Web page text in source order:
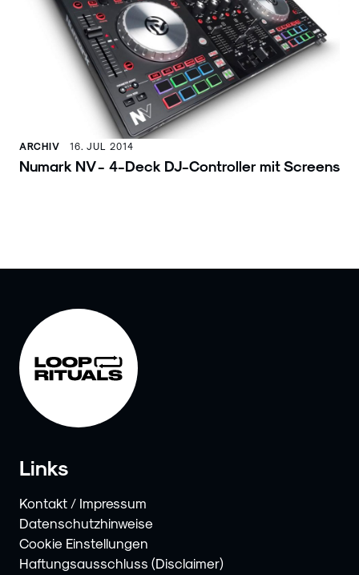
ARCHIV 16. JUL 2014
Numark NV - 4-Deck DJ-Controller mit Screens
Links
Kontakt / Impressum
Datenschutzhinweise
Cookie Einstellungen
Haftungsausschluss (Disclaimer)